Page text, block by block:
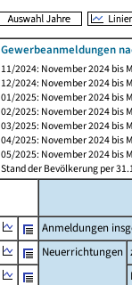
Gewerbeanmeldungen
11/2024: November 2024 bis
12/2024: November 2024 bis
01/2025: November 2024 bis
02/2025: November 2024 bis
03/2025: November 2024 bis
04/2025: November 2024 bis
05/2025: November 2024 bis
Stand der Bevölkerung per
Anmeldungen
Neuerrichtungen